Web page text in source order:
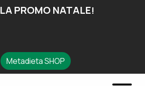
LA PROMO NATALE!
Metadieta SHOP